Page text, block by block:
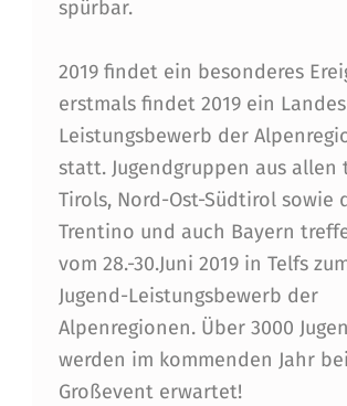
E
R
F
J
spürbar.
2019 findet ein besonderes
erstmals findet 2019 ein
Leistungsbewerb der
statt. Jugendgruppen aus allen
Tirols, Nord-Ost-Südtirol sowie
Trentino und auch Bayern
vom 28.-30.Juni 2019 in Telfs
Jugend-Leistungsbewerb der
Alpenregionen. Über 3000
werden im kommenden Jahr
Großevent erwartet!